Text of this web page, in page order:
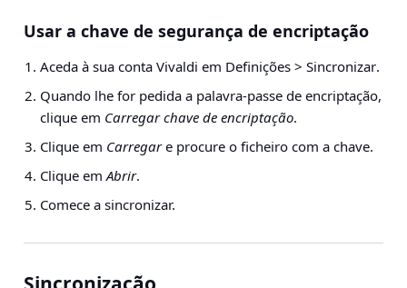
Usar a chave de segurança de encriptação
Aceda à sua conta Vivaldi em Definições > Sincronizar.
Quando lhe for pedida a palavra-passe de encriptação,
clique em Carregar chave de encriptação.
Clique em Carregare procure o ficheiro com a chave.
Clique emAbrir.
Comece a sincronizar.